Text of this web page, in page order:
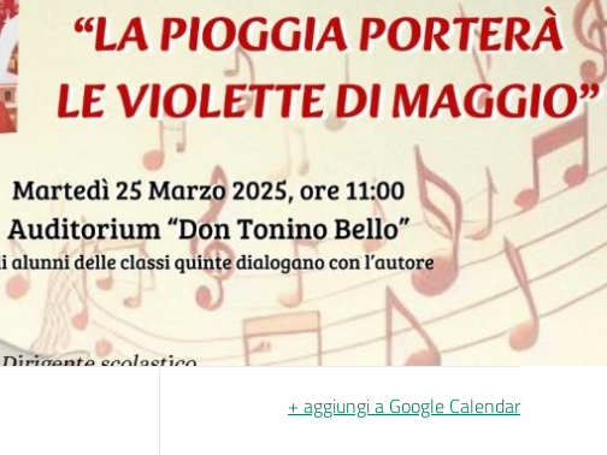
+ aggiungi a Google Calendar